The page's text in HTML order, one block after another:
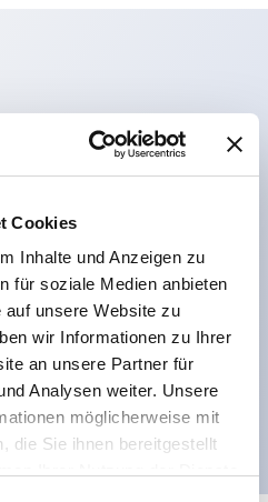
Cookies
Inhalte und Anzeigen zu
für soziale Medien anbieten
unsere Website zu
wir Informationen zu Ihrer
an unsere Partner für
Analysen weiter. Unsere
möglicherweise mit
die Sie ihnen bereitgestellt
ermöglicht eine 4-
der
2 Kontakten).
Kontaktblock).
möglich.
Generation: 2-Aktions-
Schutz, IP20-